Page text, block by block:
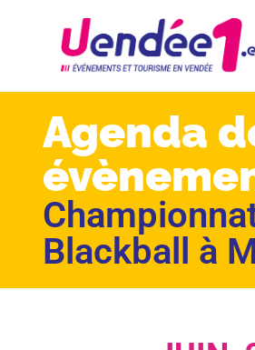
Agenda
Blackball à